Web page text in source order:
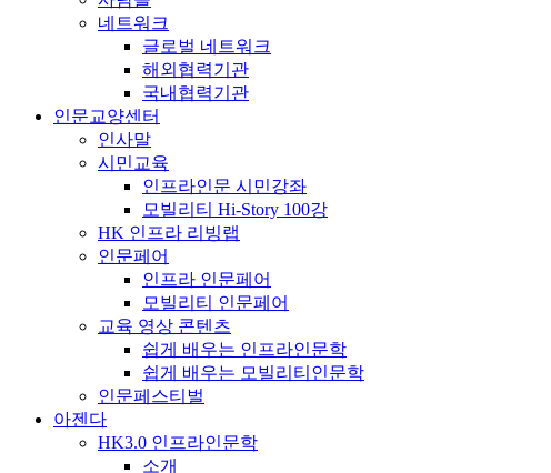
네트워크
글로벌 네트워크
해외협력기관
국내협력기관
인문교양센터
인사말
시민교육
인프라인문 시민강좌
모빌리티 Hi-Story 100강
HK 인프라 리빙랩
인문페어
인프라 인문페어
모빌리티 인문페어
교육 영상 콘텐츠
쉽게 배우는 인프라인문학
쉽게 배우는 모빌리티인문학
인문페스티벌
아젠다
HK3.0 인프라인문학
소개